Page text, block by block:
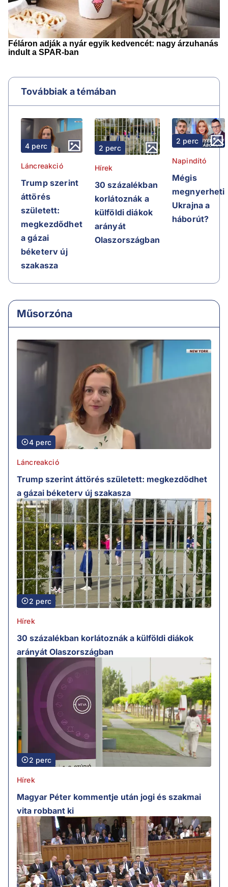
Továbbiak a témában
4 perc
Láncreakció
Trump szerint
áttörés
született:
megkezdődhet
a gázai
béketerv új
szakasza
2 perc
Hírek
30 százalékban
korlátoznák a
külföldi diákok
arányát
Olaszországban
2 perc
Napindító
Mégis
megnyerheti
Ukrajna a
háborút?
Műsorzóna
4 perc
Láncreakció
Trump szerint áttörés született: megkezdődhet
a gázai béketerv új szakasza
2 perc
Hírek
30 százalékban korlátoznák a külföldi diákok
arányát Olaszországban
2 perc
Hírek
Magyar Péter kommentje után jogi és szakmai
vita robbant ki